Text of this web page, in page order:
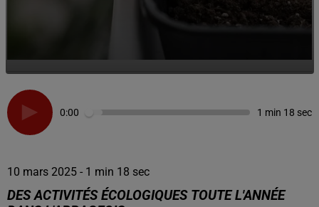
0:00 1 min 18 sec
10 mars 2025 - 1 min 18 sec
DES ACTIVITÉS ÉCOLOGIQUES TOUTE L'ANNÉE